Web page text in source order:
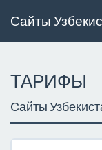
Сайты
ТАРИФЫ
Сайты